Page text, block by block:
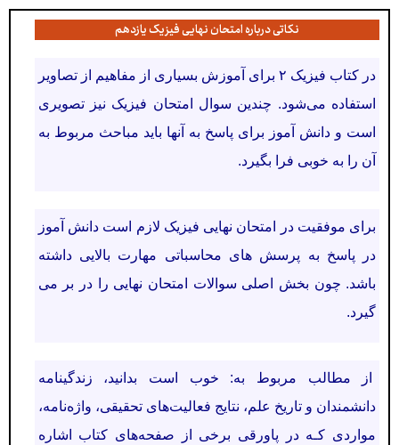
نکاتی درباره امتحان نهایی فیزیک یازدهم
در کتاب فیزیک ۲ برای آموزش بسیاری از مفاهیم از تصاویر
استفاده می‌شود. چندین سوال امتحان فیزیک نیز تصویری
است و دانش آموز برای پاسخ به آنها باید مباحث مربوط به
آن را به خوبی فرا بگیرد.
برای موفقیت در امتحان نهایی فیزیک لازم است دانش آموز
در پاسخ به پرسش های محاسباتی مهارت بالایی داشته
باشد. چون بخش اصلی سوالات امتحان نهایی را در بر می
گیرد.
از مطالب مربوط به: خوب است بدانید، زندگینامه
دانشمندان و تاریخ علم، نتایج فعالیت‌های تحقیقی، واژه‌نامه،
مواردی کـه در پاورقی برخی از صفحه‌های کتاب اشاره